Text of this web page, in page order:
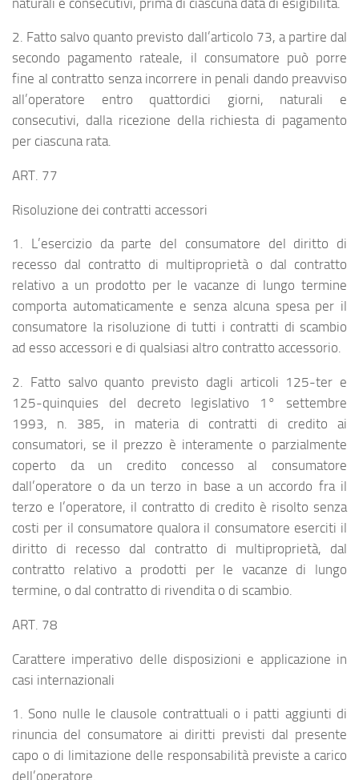
2. Fatto salvo quanto previsto dall’articolo 73, a partire dal
secondo pagamento rateale, il consumatore può porre
fine al contratto senza incorrere in penali dando preavviso
all’operatore entro quattordici giorni, naturali e
consecutivi, dalla ricezione della richiesta di pagamento
per ciascuna rata.
ART. 77
Risoluzione dei contratti accessori
1. L’esercizio da parte del consumatore del diritto di
recesso dal contratto di multiproprietà o dal contratto
relativo a un prodotto per le vacanze di lungo termine
comporta automaticamente e senza alcuna spesa per il
consumatore la risoluzione di tutti i contratti di scambio
ad esso accessori e di qualsiasi altro contratto accessorio.
2. Fatto salvo quanto previsto dagli articoli 125-ter e
125-quinquies del decreto legislativo 1° settembre
1993, n. 385, in materia di contratti di credito ai
consumatori, se il prezzo è interamente o parzialmente
coperto da un credito concesso al consumatore
dall’operatore o da un terzo in base a un accordo fra il
terzo e l’operatore, il contratto di credito è risolto senza
costi per il consumatore qualora il consumatore eserciti il
diritto di recesso dal contratto di multiproprietà, dal
contratto relativo a prodotti per le vacanze di lungo
termine, o dal contratto di rivendita o di scambio.
ART. 78
Carattere imperativo delle disposizioni e applicazione in
casi internazionali
1. Sono nulle le clausole contrattuali o i patti aggiunti di
rinuncia del consumatore ai diritti previsti dal presente
capo o di limitazione delle responsabilità previste a carico
dell’operatore.